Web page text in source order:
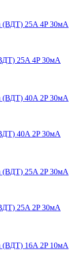
25A 4P 30мА
40A 2P 30мА
25A 2P 30мА